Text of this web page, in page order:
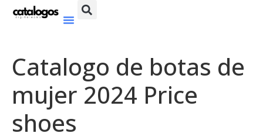
Catalogo de botas de
mujer 2024 Price
shoes